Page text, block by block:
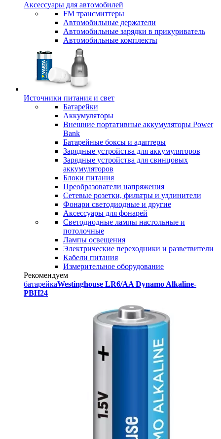
Аксессуары для автомобилей
FM трансмиттеры
Автомобильные держатели
Автомобильные зарядки в прикуриватель
Автомобильные комплекты
Источники питания и свет
Батарейки
Аккумуляторы
Внешние портативные аккумуляторы Power
Bank
Батарейные боксы и адаптеры
Зарядные устройства для аккумуляторов
Зарядные устройства для свинцовых
аккумуляторов
Блоки питания
Преобразователи напряжения
Сетевые розетки, фильтры и удлинители
Фонари светодиодные и другие
Аксессуары для фонарей
Светодиодные лампы настольные и
потолочные
Лампы освещения
Электрические переходники и разветвители
Кабели питания
Измерительное оборудование
Рекомендуем
батарейкаWestinghouse LR6/AA Dynamo Alkaline-
PBH24